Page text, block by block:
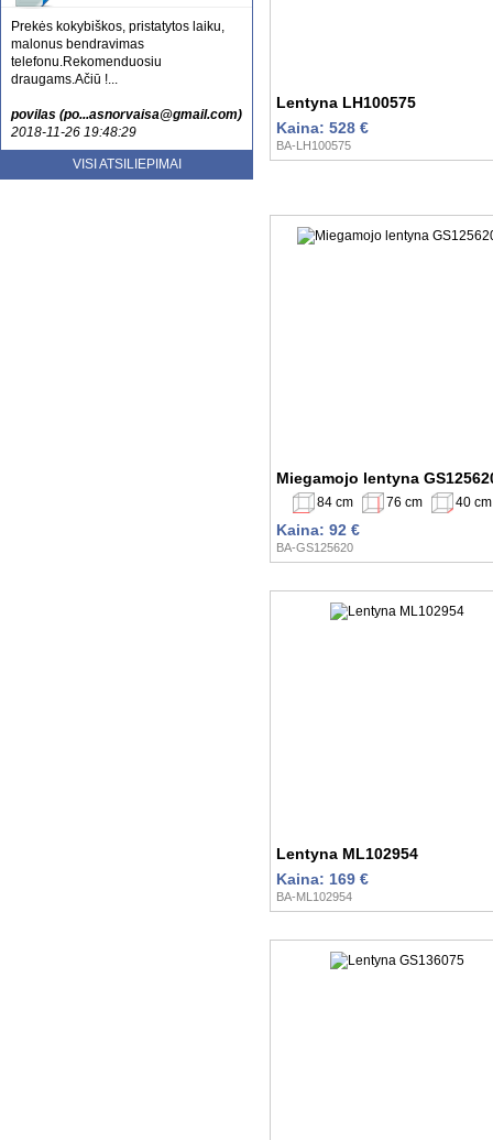
Ne pirma karta pirkau prekės. Prekės
atitinka. Labai patenkinta
Prekės kokybiškos, pristatytos laiku,
malonus bendravimas
telefonu.Rekomenduosiu
draugams.Ačiū !...
povilas (po...asnorvaisa@gmail.com)
2018-11-26 19:48:29
VISI ATSILIEPIMAI
Lentyna LH100575
Kaina: 528 €
BA-LH100575
Miegamojo lentyna
84 cm 76 cm 40 cm
Kaina: 92 €
BA-GS125620
Lentyna ML102954
Kaina: 169 €
BA-ML102954